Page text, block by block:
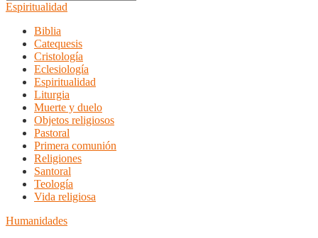
Espiritualidad
Biblia
Catequesis
Cristología
Eclesiología
Espiritualidad
Liturgia
Muerte y duelo
Objetos religiosos
Pastoral
Primera comunión
Religiones
Santoral
Teología
Vida religiosa
Humanidades